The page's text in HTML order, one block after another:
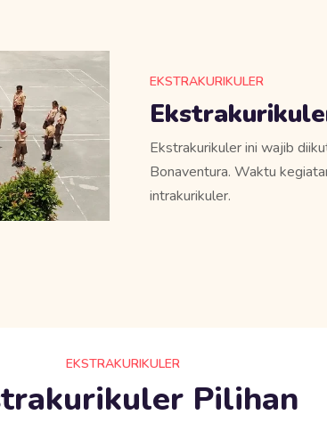
EKSTRAKURIKULER
Ekstrakurikuler ini wajib
Bonaventura. Waktu
intrakurikuler.​
EKSTRAKURIKULER
Pilihan